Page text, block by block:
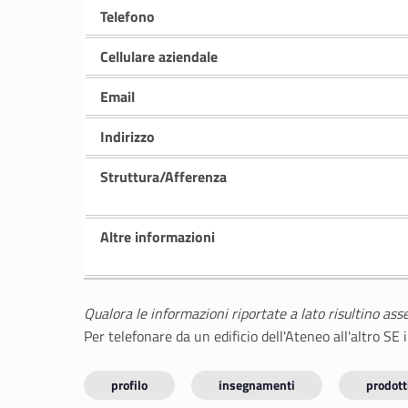
Telefono
Cellulare aziendale
Email
Indirizzo
Struttura/Afferenza
Altre informazioni
Qualora le informazioni riportate a lato risultino
Per telefonare da un edificio dell'Ateneo all'altro
profilo insegnamenti